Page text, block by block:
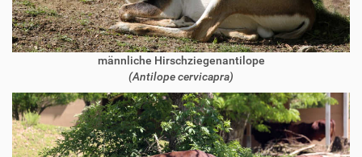
männliche Hirschziegenantilope
(Antilope cervicapra)